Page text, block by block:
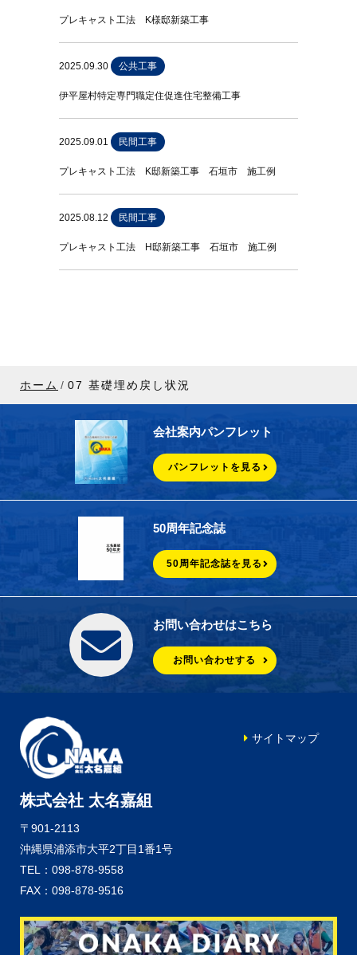
プレキャスト工法 K様邸新築工事
2025.09.30 公共工事
伊平屋村特定専門職定住促進住宅整備工事
2025.09.01 民間工事
プレキャスト工法 K邸新築工事 石垣市 施工例
2025.08.12 民間工事
プレキャスト工法 H邸新築工事 石垣市 施工例
ホーム 07 基礎埋め戻し状況
会社案内パンフレット
パンフレットを見る
50周年記念誌
50周年記念誌を見る
お問い合わせはこちら
お問い合わせする
株式会社 太名嘉組
〒901-2113
沖縄県浦添市大平2丁目1番1号
TEL：098-878-9558
FAX：098-878-9516
サイトマップ